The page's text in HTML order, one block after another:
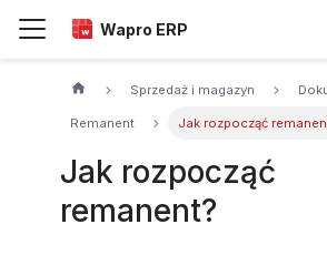
Wapro ERP
Sprzedaż i magazyn
Remanent Jak rozpocząć
Jak rozpocząć
remanent?